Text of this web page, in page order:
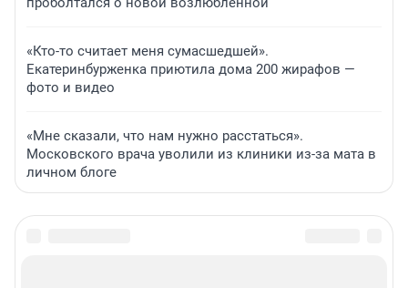
«Кто-то считает меня сумасшедшей».
Екатеринбурженка приютила дома 200 жирафов —
фото и видео
«Мне сказали, что нам нужно расстаться».
Московского врача уволили из клиники из-за мата в
личном блоге